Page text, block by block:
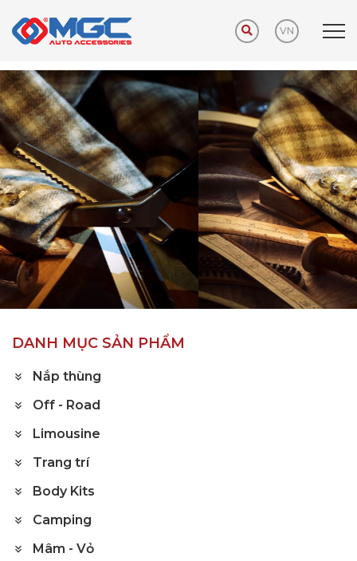
VN
Trang chủ Sản phẩm Phụ kiện khuyến mãi
DANH MỤC SẢN PHẨM
Nắp thùng
Off - Road
Limousine
Trang trí
Body Kits
Camping
Mâm - Vỏ